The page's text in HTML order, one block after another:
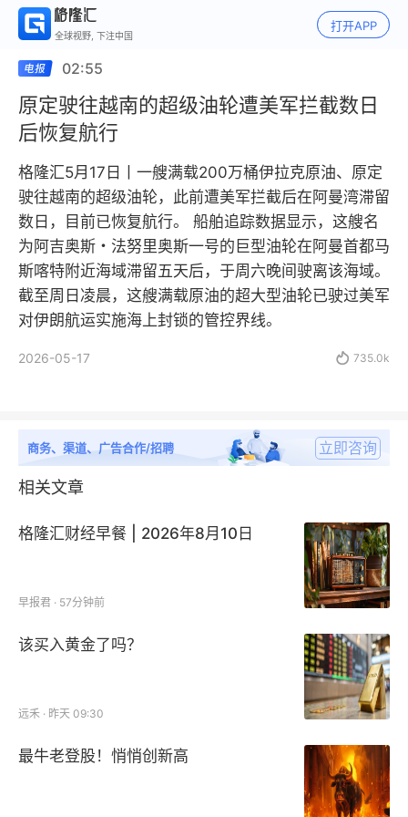
全球视野, 下注中国
打开APP
02:55
原定驶往越南的超级油轮遭美军拦截数日
后恢复航行
格隆汇5月17日丨一艘满载200万桶伊拉克原油、原定
驶往越南的超级油轮，此前遭美军拦截后在阿曼湾滞留
数日，目前已恢复航行。 船舶追踪数据显示，这艘名
为阿吉奥斯・法努里奥斯一号的巨型油轮在阿曼首都马
斯喀特附近海域滞留五天后，于周六晚间驶离该海域。
截至周日凌晨，这艘满载原油的超大型油轮已驶过美军
对伊朗航运实施海上封锁的管控界线。
2026-05-17  735.0k
商务、渠道、广告合作/招聘 立即咨询
相关文章
格隆汇财经早餐 | 2026年8月10日
早报君 · 57分钟前
该买入黄金了吗？
远禾 · 昨天 09:30
最牛老登股！悄悄创新高